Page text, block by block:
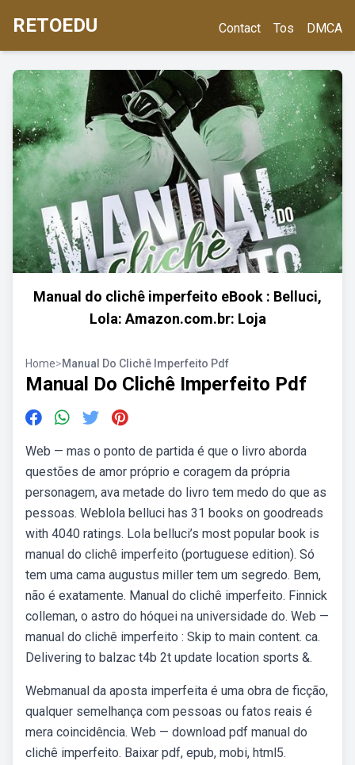
RETOEDU Contact Tos DMCA
Manual do clichê imperfeito eBook : Belluci,
Lola: Amazon.com.br: Loja
Home>Manual Do Clichê Imperfeito Pdf
Manual Do Clichê Imperfeito Pdf
Web — mas o ponto de partida é que o livro aborda
questões de amor próprio e coragem da própria
personagem, ava metade do livro tem medo do que as
pessoas. Weblola belluci has 31 books on goodreads
with 4040 ratings. Lola belluci’s most popular book is
manual do clichê imperfeito (portuguese edition). Só
tem uma cama augustus miller tem um segredo. Bem,
não é exatamente. Manual do clichê imperfeito. Finnick
colleman, o astro do hóquei na universidade do. Web —
manual do clichê imperfeito : Skip to main content. ca.
Delivering to balzac t4b 2t update location sports &.
Webmanual da aposta imperfeita é uma obra de ficção,
qualquer semelhança com pessoas ou fatos reais é
mera coincidência. Web — download pdf manual do
clichê imperfeito. Baixar pdf, epub, mobi, html5.